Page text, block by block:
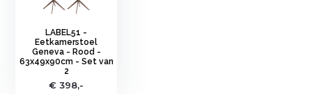
LABEL51 -
Eetkamerstoel
Geneva - Rood -
63x49x90cm - Set van
2
€ 398,-